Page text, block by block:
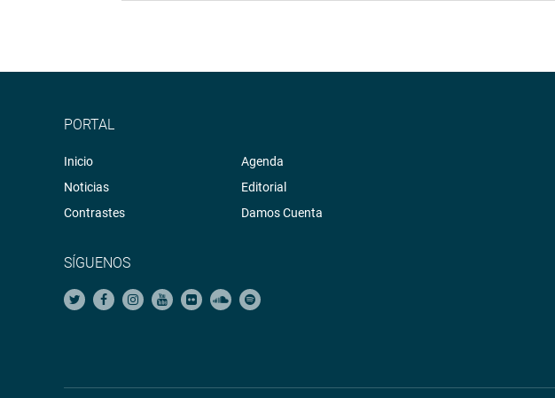
PORTAL
Inicio
Noticias
Contrastes
Agenda
Editorial
Damos Cuenta
SÍGUENOS